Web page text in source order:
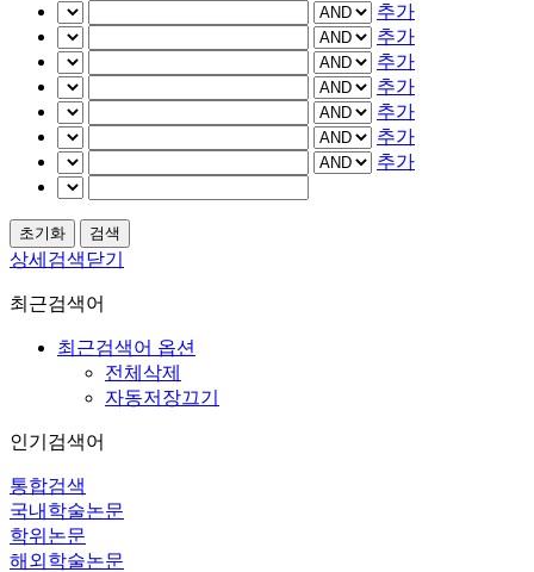
추가
추가
추가
추가
추가
추가
추가
상세검색닫기
최근검색어
최근검색어 옵션
전체삭제
자동저장끄기
인기검색어
통합검색
국내학술논문
학위논문
해외학술논문